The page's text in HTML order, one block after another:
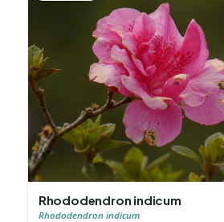
Rhododendron indicum
Rhododendron indicum